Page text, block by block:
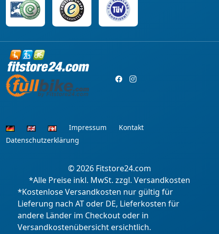
Impressum
Kontakt
Datenschutzerklärung
© 2026 Fitstore24.com
*Alle Preise inkl. MwSt. zzgl. Versandkosten
*Kostenlose Versandkosten nur gültig für
Lieferung nach AT oder DE, Lieferkosten für
andere Länder im Checkout oder in
Versandkostenübersicht ersichtlich.